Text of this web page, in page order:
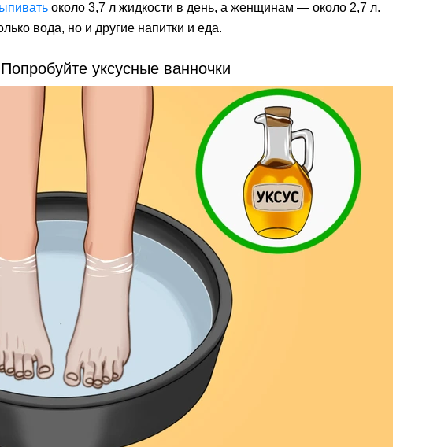
около 3,7 л жидкости в день, а женщинам — около 2,7 л.
вода, но и другие напитки и еда.
уксусные ванночки